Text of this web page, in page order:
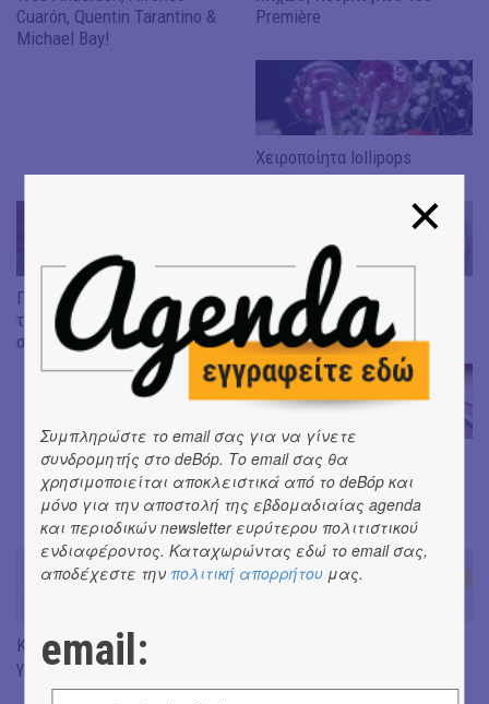
Cuarón, Quentin Tarantino &
Michael Bay!
Première
Χειροποίητα lollipops
Γνωρίστε τον Θάνο Φέσκο
του τριάστερου “Geranium“
στην Κοπεγχάγη
Μακαρόν με γεύση
τσιχλόφουσκα
Ο Γκίκας Ξενάκης του
εστιατορίου Reeza στο
Rocabella Mykonos
Κηρήθρα με σοκολάτα
γάλακτος και ανθό αλατιού
τσία
Συμπληρώστε το email σας για να γίνετε
συνδρομητής στο deBόp. Το email σας θα
χρησιμοποιείται αποκλειστικά από το deBόp και
μόνο για την αποστολή της εβδομαδιαίας agenda
και περιοδικών newsletter ευρύτερου πολιτιστικού
ενδιαφέροντος. Καταχωρώντας εδώ το email σας,
αποδέχεστε την πολιτική απορρήτου μας.
email: